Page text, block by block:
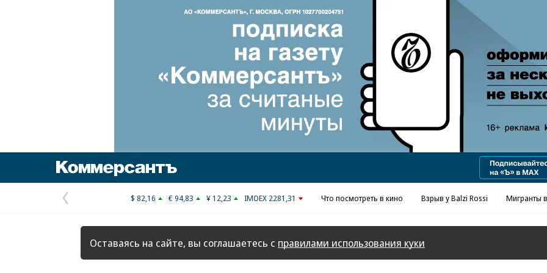
Реклама в «Ъ» www.kommersant.ru/ad
Предыдущая
страница
$ 82,16 € 94,83 ¥ 12,23 IMOEX 2281,31 Что посмотреть в кино Взрыв у Balzi Rossi Мигранты
Оставаясь на сайте, вы соглашаетесь с правилами использования куки